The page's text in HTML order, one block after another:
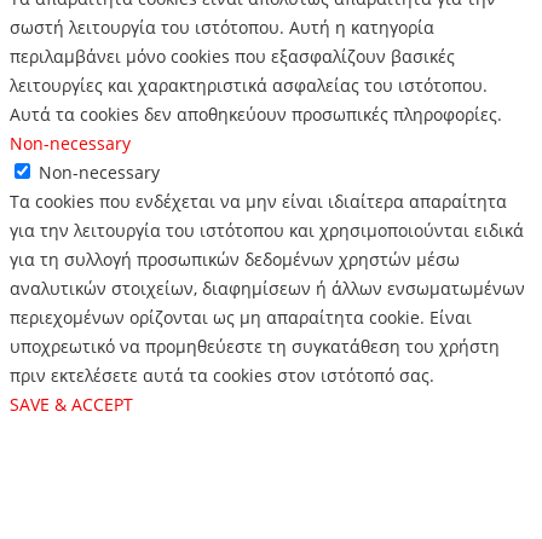
σωστή λειτουργία του ιστότοπου. Αυτή η κατηγορία
περιλαμβάνει μόνο cookies που εξασφαλίζουν βασικές
λειτουργίες και χαρακτηριστικά ασφαλείας του ιστότοπου.
Αυτά τα cookies δεν αποθηκεύουν προσωπικές πληροφορίες.
Non-necessary
Non-necessary
Τα cookies που ενδέχεται να μην είναι ιδιαίτερα απαραίτητα
για την λειτουργία του ιστότοπου και χρησιμοποιούνται ειδικά
για τη συλλογή προσωπικών δεδομένων χρηστών μέσω
αναλυτικών στοιχείων, διαφημίσεων ή άλλων ενσωματωμένων
περιεχομένων ορίζονται ως μη απαραίτητα cookie. Είναι
υποχρεωτικό να προμηθεύεστε τη συγκατάθεση του χρήστη
πριν εκτελέσετε αυτά τα cookies στον ιστότοπό σας.
SAVE & ACCEPT